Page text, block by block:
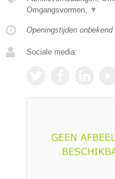
Omgangsvormen,
▼
Openingstijden onbekend
Sociale media: